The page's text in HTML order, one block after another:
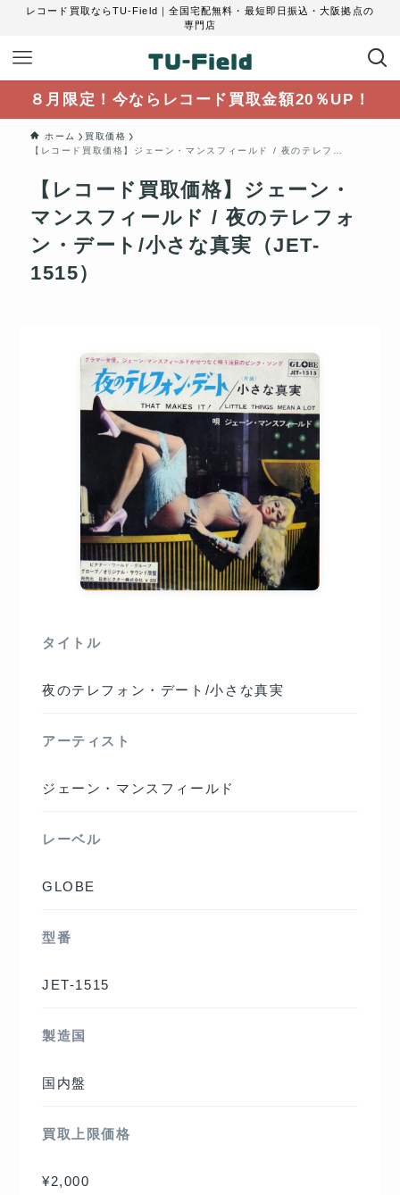
レコード買取ならTU-Field｜全国宅配無料・最短即日振込・大阪拠点の
専門店
８月限定！今ならレコード買取金額20％UP！
ホーム
買取価格
【レコード買取価格】ジェーン・マンスフィールド / 夜のテレフォン・デート/小さな真実（JET-1515）
【レコード買取価格】ジェーン・
マンスフィールド / 夜のテレフォ
ン・デート/小さな真実（JET-
1515）
タイトル
夜のテレフォン・デート/小さな真実
アーティスト
ジェーン・マンスフィールド
レーベル
GLOBE
型番
JET-1515
製造国
国内盤
買取上限価格
¥2,000